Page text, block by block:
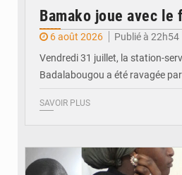
Bamako joue avec le
6 août 2026
Publié à 22h54
Vendredi 31 juillet, la station-
Badalabougou a été ravagée
SAVOIR PLUS